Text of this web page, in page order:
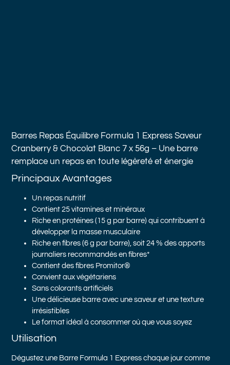
Barres Repas Équilibre Formula 1 Express Saveur
Cranberry & Chocolat Blanc 7 x 56g – Une barre
remplace un repas en toute légèreté et énergie
Principaux Avantages
Un repas nutritif
Contient 25 vitamines et minéraux
Riche en protéines (15 g par barre) qui contribuent à
développer la masse musculaire
Riche en fibres (6 g par barre), soit 24 % des apports
journaliers recommandés en fibres*
Contient des fibres Promitor®
Convient aux végétariens
Sans colorants artificiels
Une délicieuse barre avec une saveur et une texture
irrésistibles
Le format idéal à consommer où que vous soyez
Utilisation
Dégustez une Barre Formula 1 Express chaque jour comme